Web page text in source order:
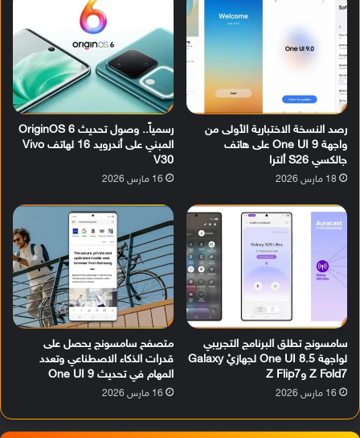
رصد النسخة الاختبارية الأولى من
واجهة One UI 9 على هاتف
جالكسي S26 ألترا
18 مارس 2026
رسمياً.. وصول تحديث OriginOS 6
المبني على أندرويد 16 لهاتف Vivo
V30
16 مارس 2026
سامسونج تطلق البرنامج التجريبي
لواجهة One UI 8.5 لجهازيْ Galaxy
Z Fold7 وZ Flip7
16 مارس 2026
متصفح سامسونج يحصل على
قدرات الذكاء الاصطناعي وتعدد
المهام في تحديث One UI 9
16 مارس 2026